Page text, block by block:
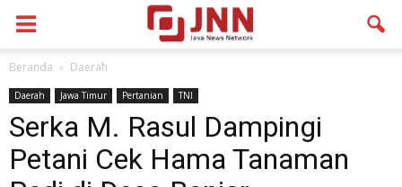
Beranda Daerah
Daerah Jawa Timur Pertanian TNI
Serka M. Rasul Dampingi
Petani Cek Hama Tanaman